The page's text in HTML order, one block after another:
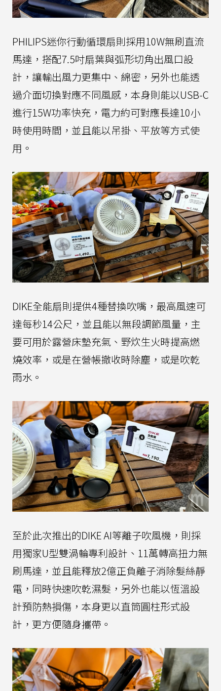
PHILIPS迷你行動循環扇則採用10W無刷直流
馬達，搭配7.5吋扇葉與弧形切角出風口設
計，讓輸出風力更集中、綿密，另外也能透
過介面切換對應不同風感，本身則能以USB-C
進行15W功率快充，電力約可對應長達10小
時使用時間，並且能以吊掛、平放等方式使
用。
DIKE全能扇則提供4種替換吹嘴，最高風速可
達每秒14公尺，並且能以無段調節風量，主
要可用於露營床墊充氣、野炊生火時提高燃
燒效率，或是在營帳撤收時除塵，或是吹乾
雨水。
至於此次推出的DIKE AI等離子吹風機，則採
用獨家U型雙渦輪專利設計、11萬轉高扭力無
刷馬達，並且能釋放2億正負離子消除髮絲靜
電，同時快速吹乾濕髮，另外也能以恆溫設
計預防熱損傷，本身更以直筒圓柱形式設
計，更方便隨身攜帶。